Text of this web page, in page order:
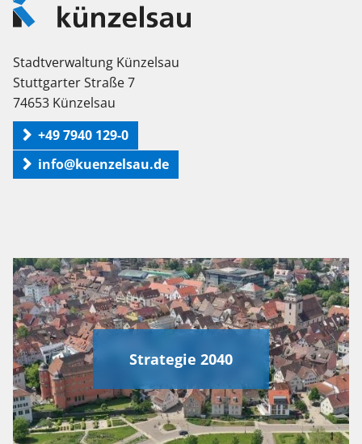
Künzelsau
Stadtverwaltung Künzelsau
Stuttgarter Straße 7
74653 Künzelsau
+49 7940 129-0
info@kuenzelsau.de
Strategie 2040